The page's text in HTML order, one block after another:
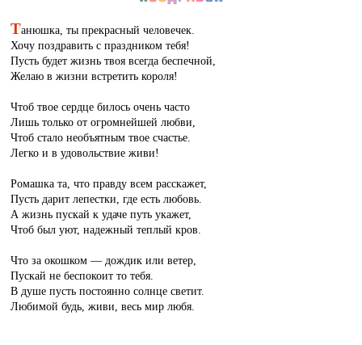
Танюшка, ты прекрасный человечек.
Хочу поздравить с праздником тебя!
Пусть будет жизнь твоя всегда беспечной,
Желаю в жизни встретить короля!
Чтоб твое сердце билось очень часто
Лишь только от огромнейшей любви,
Чтоб стало необъятным твое счастье.
Легко и в удовольствие живи!
Ромашка та, что правду всем расскажет,
Пусть дарит лепестки, где есть любовь.
А жизнь пускай к удаче путь укажет,
Чтоб был уют, надежный теплый кров.
Что за окошком — дождик или ветер,
Пускай не беспокоит то тебя.
В душе пусть постоянно солнце светит.
Любимой будь, живи, весь мир любя.